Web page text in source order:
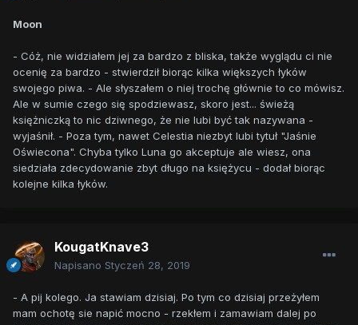
Moon
- Cóż, nie widziałem jej za bardzo z bliska, także wyglądu ci nie
ocenię za bardzo - stwierdził biorąc kilka większych łyków
swojego piwa. - Ale słyszałem o niej trochę głównie to co mówisz.
Ale w sumie czego się spodziewasz, skoro jest... świeżą
księżniczką to nic dziwnego, że nie lubi być tak nazywana -
wyjaśnił. - Poza tym, nawet Celestia niezbyt lubi tytuł "Jaśnie
Oświecona". Chyba tylko Luna go akceptuje ale wiesz, ona
siedziała zdecydowanie zbyt długo na księżycu - dodał biorąc
kolejne kilka łyków.
KougatKnave3
Napisano Styczeń 28, 2019
- A pij kolego. Ja stawiam dzisiaj. Po tym co dzisiaj przeżyłem
mam ochotę sie napić mocno - rzekłem i zamawiam dalej po